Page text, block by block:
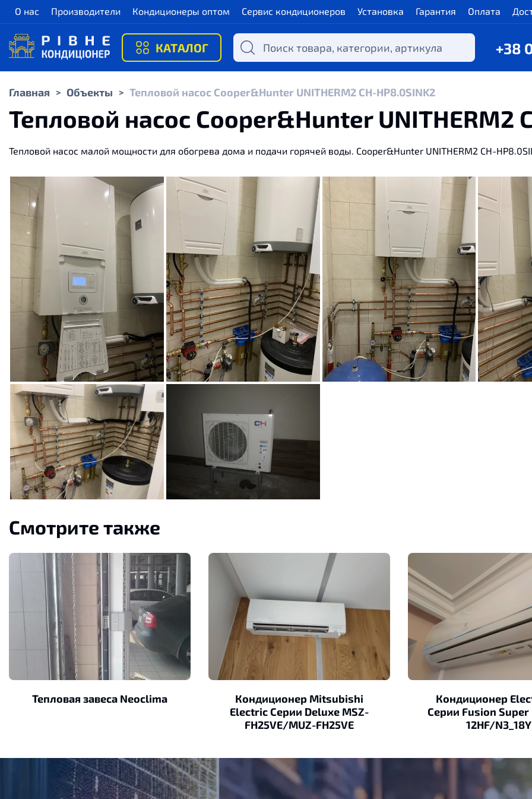
О нас Производители Кондиционеры оптом Сервис кондиционеров Установка Гарантия Оплата
КАТАЛОГ +38
Главная > Объекты > Тепловой насос Cooper&Hunter UNITHERM2 CH-HP8.0SINK2
Тепловой насос Cooper&Hunter UNITHERM2
Тепловой насос малой мощности для обогрева дома и подачи горячей воды. Cooper&Hunter UNITHERM2 CH-
Смотрите также
Тепловая завеса Neoclima
Кондиционер Mitsubishi
Electric Серии Deluxe MSZ-
FH25VE/MUZ-FH25VE
Кондиционер
Серии Fusion Super
12HF/N3_18Y